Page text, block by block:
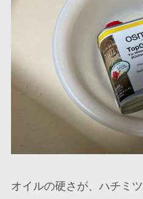
オイルの硬さが、ハチミ